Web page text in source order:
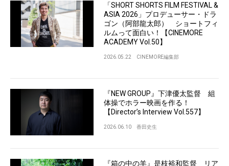
「SHORT SHORTS FILM FESTIVAL &
ASIA 2026」プロデューサー・ドラ
ゴン（阿部龍太郎） ショートフィ
ルムって面白い！【CINEMORE
ACADEMY Vol.50】
2026.05.22 CINEMORE編集部
『NEW GROUP』下津優太監督 組
体操でホラー映画を作る！
【Director’s Interview Vol.557】
2026.06.10 香田史生
『箱の中の羊』是枝裕和監督 リア